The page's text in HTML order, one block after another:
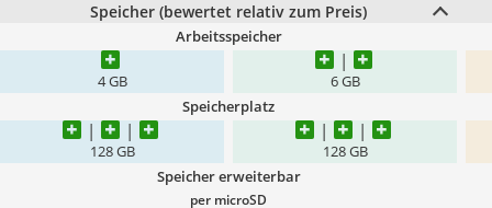
Speicher (bewertet relativ zum Preis)
Arbeitsspeicher
4 GB 6 GB
Speicherplatz
128 GB 128 GB
Speicher erweiterbar
per microSD